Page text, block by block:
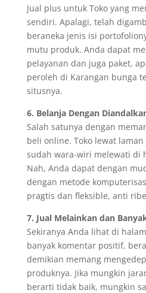
Jual plus untuk Toko yang
sendiri. Apalagi, telah
beraneka jenis isi
mutu produk. Anda dapat
pelayanan dan juga paket,
peroleh di Karangan bunga
situsnya.
6. Belanja Dengan
Salah satunya dengan
beli online. Toko lewat
sudah wara-wiri melewati di
Nah, Anda dapat dengan
dengan metode
pragtis dan fleksible, anti
7. Jual Melainkan dan
Sekiranya Anda lihat di
banyak komentar positif,
demikian memang
produknya. Jika mungkin
berarti tidak baik, mungkin